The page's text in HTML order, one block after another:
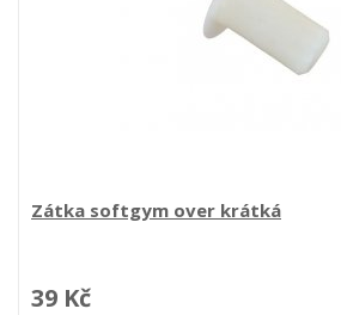
Zátka softgym over krátká
39 Kč